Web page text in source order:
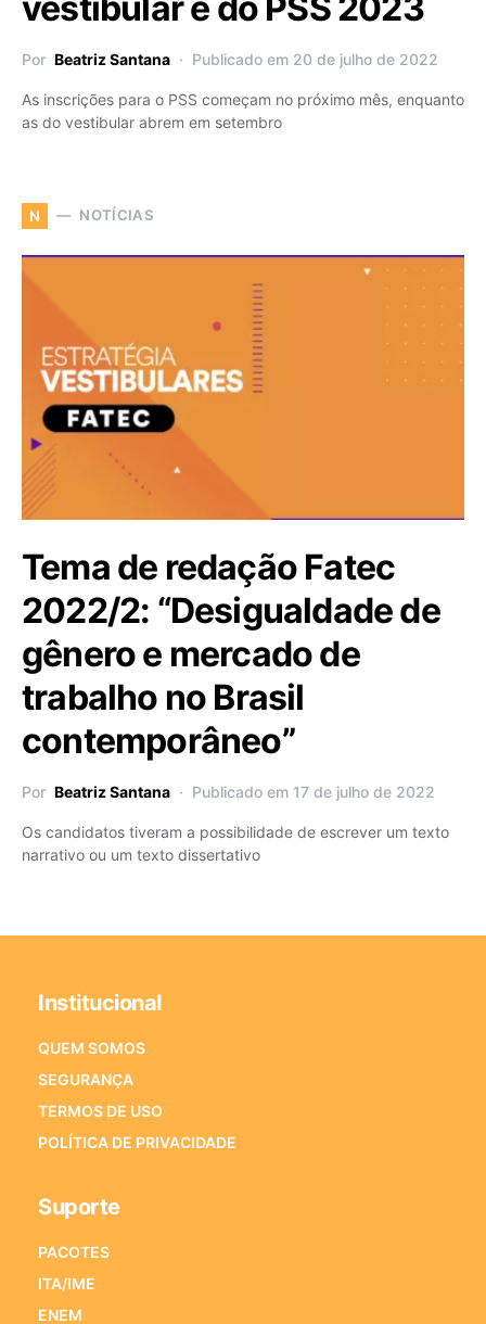
Por Beatriz Santana Publicado em 20 de julho de 2022
As inscrições para o PSS começam no próximo mês, enquanto
as do vestibular abrem em setembro
N NOTÍCIAS
Tema de redação Fatec
2022/2: “Desigualdade de
gênero e mercado de
trabalho no Brasil
contemporâneo”
Por Beatriz Santana Publicado em 17 de julho de 2022
Os candidatos tiveram a possibilidade de escrever um texto
narrativo ou um texto dissertativo
Institucional
QUEM SOMOS
SEGURANÇA
TERMOS DE USO
POLÍTICA DE PRIVACIDADE
Suporte
PACOTES
ITA/IME
ENEM